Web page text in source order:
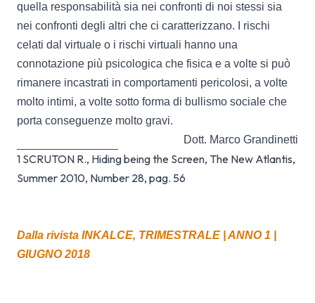
quella responsabilità sia nei confronti di noi stessi sia
nei confronti degli altri che ci caratterizzano. I rischi
celati dal virtuale o i rischi virtuali hanno una
connotazione più psicologica che fisica e a volte si può
rimanere incastrati in comportamenti pericolosi, a volte
molto intimi, a volte sotto forma di bullismo sociale che
porta conseguenze molto gravi.
Dott. Marco Grandinetti
1 SCRUTON R., Hiding being the Screen, The New Atlantis,
Summer 2010, Number 28, pag. 56
Dalla rivista INKALCE, TRIMESTRALE | ANNO 1 |
GIUGNO 2018